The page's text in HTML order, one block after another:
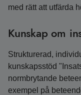
med rätt att utfärda
Kunskap om
Strukturerad,
kunskapsstöd
normbrytande
exempel på